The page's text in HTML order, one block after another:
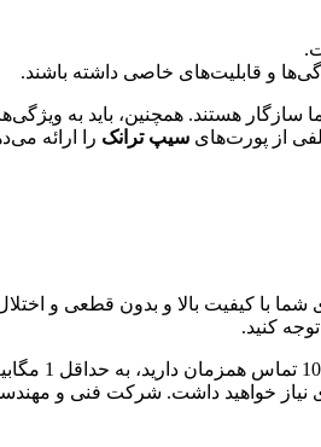
و قابلیت‌های خاصی داشته باشند.
هستند. همچنین، باید به
از پورت‌های سیپ ترانک را ارائه
با کیفیت بالا و بدون قطعی و اختلال
کنید.
به طور کلی، برای هر تماس
خواهید داشت. شرکت فنی و مهندسی